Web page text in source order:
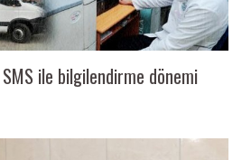
ile bilgilendirme dönemi